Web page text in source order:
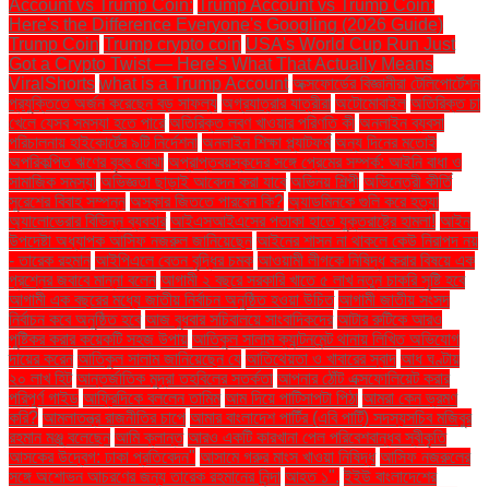
Account vs Trump Coin: Trump Account vs Trump Coin:
Here's the Difference Everyone's Googling (2026 Guide)
Trump Coin Trump crypto coin USA's World Cup Run Just
Got a Crypto Twist — Here's What That Actually Means
ViralShorts what is a Trump Account অক্সফোর্ডের বিজ্ঞানীরা টেলিপোর্টেশন
প্রযুক্তিতে অর্জন করেছেন বড় সাফল্য অগ্রযাত্রার যাত্রীরা অটোমোবাইল অতিরিক্ত চা
খেলে যেসব সমস্যা হতে পারে অতিরিক্ত লবণ খাওয়ার পরিণতি কী অনলাইন ব্যবসা
পরিচালনায় হাইকোর্টের ৯টি নির্দেশনা অনলাইন শিক্ষা প্ল্যাটফর্ম অন্য দিনের মতোই
অপরিকল্পিত ঋণের বৃহৎ বোঝা অপ্রাপ্তবয়স্কদের সঙ্গে প্রেমের সম্পর্ক: আইনি বাধা ও
সামাজিক সমস্যা অভিজ্ঞতা ছাড়াই আবেদন করা যাবে অভিনয় শিল্পী অভিনেত্রী কীর্তি
সুরেশের বিবাহ সম্পন্ন অস্কার জিততে পারবেন কি? অ্যাডমিনকে গুলি করে হত্যা
অ্যালোভেরার বিভিন্ন ব্যবহার আইএসআইএসের পতাকা হাতে যুক্তরাষ্ট্রে হামলা! আইন
উপদেষ্টা অধ্যাপক আসিফ নজরুল জানিয়েছেন আইনের শাসন না থাকলে কেউ নিরাপদ নয়
- তারেক রহমান আইপিএলে বেতন বৃদ্ধির চমক আওয়ামী লীগকে নিষিদ্ধ করার বিষয়ে এক
প্রশ্নের জবাবে মান্না বলেন আগামী ২ বছরে সরকারি খাতে ৫ লাখ নতুন চাকরি সৃষ্টি হবে
আগামী এক বছরের মধ্যে জাতীয় নির্বাচন অনুষ্ঠিত হওয়া উচিত আগামী জাতীয় সংসদ
নির্বাচন কবে অনুষ্ঠিত হবে আজ বুধবার সচিবালয়ে সাংবাদিকদের আটার রুটিকে আরও
পুষ্টিকর করার কয়েকটি সহজ উপায় আতিকুল সালাম ক্যান্টনমেন্ট থানায় লিখিত অভিযোগ
দায়ের করেন আতিকুল সালাম জানিয়েছেন যে আতিথেয়তা ও খাবারের স্বাদ আধ ঘণ্টায়
২০ লাখ হিট আন্তর্জাতিক মুদ্রা তহবিলের সতর্কতা আপনার ঠোঁট এক্সফোলিয়েট করার
পরিপূর্ণ গাইড আফ্রিদিকে বললেন তামিম আম দিয়ে পাটিসাপটা পিঠা আমরা কেন ভ্রমণ
করি? আমলাতন্ত্র রাজনীতির চাপে আমার বাংলাদেশ পার্টির (এবি পার্টি) সদস্যসচিব মজিবুর
রহমান মঞ্জু বলেছেন আমি ক্লান্ত আরও একটি কারখানা পেল পরিবেশবান্ধব স্বীকৃতি
আসকের উদ্বেগ: ঢাকা প্রতিবেদন" আসামে গরুর মাংস খাওয়া নিষিদ্ধ আসিফ নজরুলের
সঙ্গে অশোভন আচরণের জন্য তারেক রহমানের নিন্দা আহত ১". ইইউ বাংলাদেশের